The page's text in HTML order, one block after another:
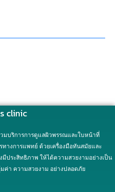
clinic
มบริการการดูแลผิวพรรณและใบหน้าที่
างการแพทย์ ด้วยเครื่องมือทันสมัยและ
ประสิทธิภาพ ให้ได้ความสวยงามอย่างเป็น
ค่า ความสวยงาม อย่างปลอดภัย